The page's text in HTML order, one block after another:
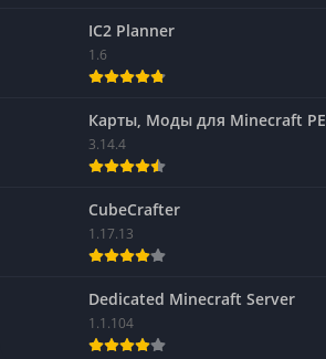
IC2 Planner
1.6
Карты, Моды для Minecraft PE
3.14.4
CubeCrafter
1.17.13
Dedicated Minecraft Server
1.1.104